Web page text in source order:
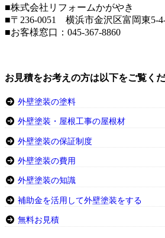
■株式会社リフォームかがやき
■〒236-0051 横浜市金沢区富岡東5-
■お客様窓口： 045-367-8860
お見積をお考えの方は以下をご覧く
外壁塗装の塗料
外壁塗装・屋根工事の屋根材
外壁塗装の保証制度
外壁塗装の費用
外壁塗装の知識
補助金を活用して外壁塗装をする
無料お見積